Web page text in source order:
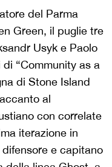
del Parma
Green, il puglie tre
Usyk e Paolo
“Community as a
di Stone Island
al
con correlate
iterazione in
e capitano